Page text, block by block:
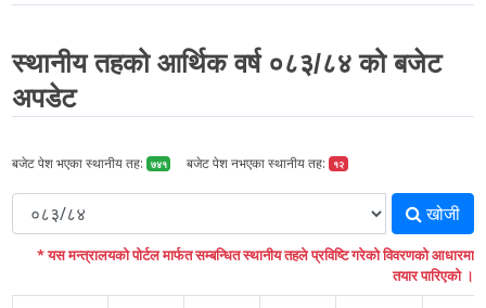
स्थानीय तहको आर्थिक वर्ष ०८३/८४ को बजेट
अपडेट
बजेट पेश भएका स्थानीय तह: ७४१ बजेट पेश नभएका स्थानीय तह: १२
खोजी
* यस मन्त्रालयको पोर्टल मार्फत सम्बन्धित स्थानीय तहले प्रविष्टि गरेको विवरणको आधारमा
तयार पारिएको ।